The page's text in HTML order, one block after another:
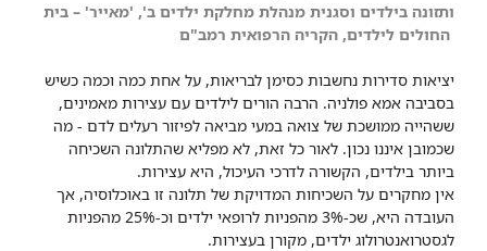
ותזונה בילדים וסגנית מנהלת מחלקת​ ילדים ב', 'מאייר' – בית​
החולים לילדים, הקריה הרפואית רמב"ם
יציאות סדירות נחשבות כסימן לבריאות, על אחת כמה וכמה כשיש
בסביבה אמא פולניה. הרבה הורים לילדים עם עצירות מאמינים,
ששהייה ממושכת של צואה במעי מביאה לפיזור רעלים לדם - מה
שכמובן איננו נכון. לאור כל זאת, לא מפליא שהתלונה השכיחה
ביותר בילדים, הקשורה לדרכי העיכול, היא עצירות.
אין מחקרים על השכיחות המדויקת של תלונה זו באוכלוסיה, אך
העובדה היא, שכ-3% מהפניות לרופאי ילדים
וכ-25% מהפניות
לגסטרואנטרולוג ילדים, מקורן בעצירות.